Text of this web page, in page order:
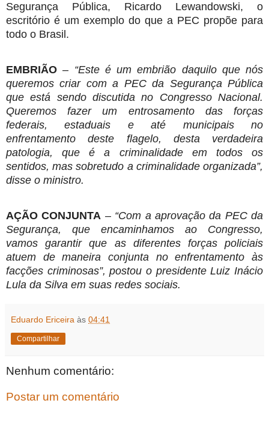
Segurança Pública, Ricardo Lewandowski, o
escritório é um exemplo do que a PEC propõe para
todo o Brasil.
EMBRIÃO – “Este é um embrião daquilo que nós
queremos criar com a PEC da Segurança Pública
que está sendo discutida no Congresso Nacional.
Queremos fazer um entrosamento das forças
federais, estaduais e até municipais no
enfrentamento deste flagelo, desta verdadeira
patologia, que é a criminalidade em todos os
sentidos, mas sobretudo a criminalidade organizada”,
disse o ministro.
AÇÃO CONJUNTA – “Com a aprovação da PEC da
Segurança, que encaminhamos ao Congresso,
vamos garantir que as diferentes forças policiais
atuem de maneira conjunta no enfrentamento às
facções criminosas”, postou o presidente Luiz Inácio
Lula da Silva em suas redes sociais.
Eduardo Ericeira às 04:41
Compartilhar
Nenhum comentário:
Postar um comentário